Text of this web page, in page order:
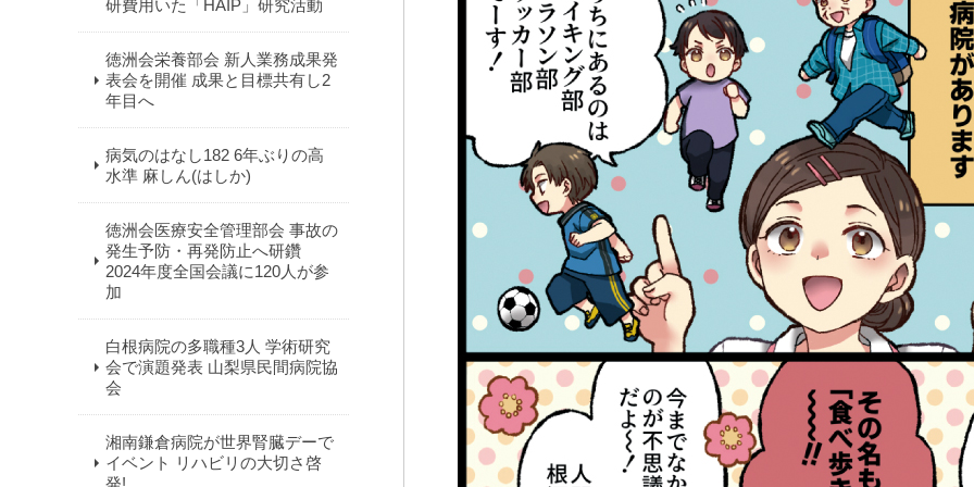
研費用いた「HAIP」研究活動
徳洲会栄養部会 新人業務成果発
表会を開催 成果と目標共有し2
年目へ
病気のはなし182 6年ぶりの高
水準 麻しん(はしか)
徳洲会医療安全管理部会 事故の
発生予防・再発防止へ研鑽
2024年度全国会議に120人が参
加
白根病院の多職種3人 学術研究
会で演題発表 山梨県民間病院協
会
湘南鎌倉病院が世界腎臓デーで
イベント リハビリの大切さ啓
発!